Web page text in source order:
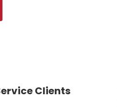
Clients